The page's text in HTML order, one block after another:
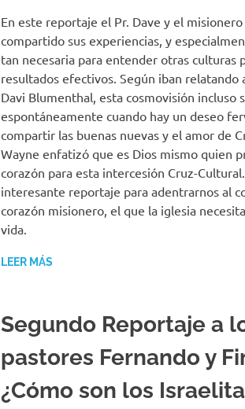
En este reportaje el Pr. Dave y el misionero
compartido sus experiencias, y
tan necesaria para entender otras culturas
resultados efectivos. Según iban relatando
Davi Blumenthal, esta cosmovisión incluso
espontáneamente cuando hay un deseo
compartir las buenas nuevas y el amor de
Wayne enfatizó que es Dios mismo quien
corazón para esta intercesión Cruz-
interesante reportaje para adentrarnos al
corazón misionero, el que la iglesia
vida.
LEER MÁS
Segundo Reportaje a
pastores Fernando y
¿Cómo son los